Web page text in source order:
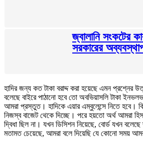
জ্বালানি সংকটের
সরকারের
হাদির জন্য কত টাকা বরাদ্দ করা হয়েছে এমন প্রশ্নের
বলেছে বাইরে পাঠানো হবে তো অবভিয়াসলি টাকা
আমরা প্রস্তুত। হাদিকে এয়ার এম্বুলেন্সে নিতে হবে।
নিজস্ব বাজেট থেকে দিচ্ছে। পরে হয়তো অর্থ আমরা
দ্বিধা ছিল না। যখন ডিসিশন নিয়েছে, বোর্ড যখন
মতামত চেয়েছে, আমরা বলে দিয়েছি যে কোনো সময়